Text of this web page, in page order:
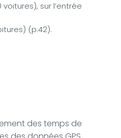
sur l’entrée
(p.42).
des temps de